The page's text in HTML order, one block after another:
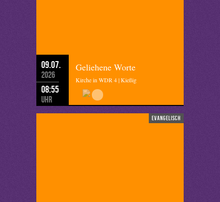
09.07.
2026
08:55
Uhr
Geliehene Worte
Kirche in WDR 4 | Kießig
evangelisch